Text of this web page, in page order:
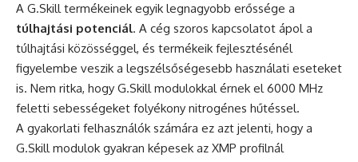
A G.Skill termékeinek egyik legnagyobb erőssége a
túlhajtási potenciál. A cég szoros kapcsolatot ápol a
túlhajtási közösséggel, és termékeik fejlesztésénél
figyelembe veszik a legszélsőségesebb használati eseteket
is. Nem ritka, hogy G.Skill modulokkal érnek el 6000 MHz
feletti sebességeket folyékony nitrogénes hűtéssel.
A gyakorlati felhasználók számára ez azt jelenti, hogy a
G.Skill modulok gyakran képesek az XMP profilnál